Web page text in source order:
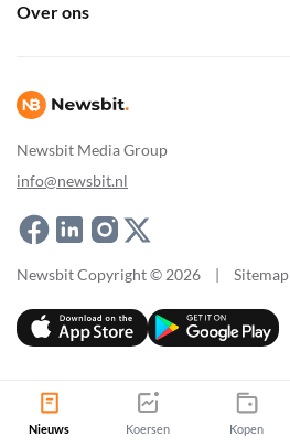
Newsbit Media Group
info@newsbit.nl
Over ons
Newsbit Copyright © 2026 | Sitemap
Nieuws Koersen Kopen